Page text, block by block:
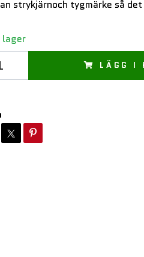
strykjärnoch tygmärke så det
lager
LÄGG I